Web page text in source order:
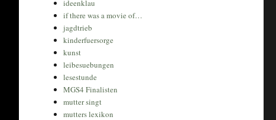
ideenklau
if there was a movie of…
jagdtrieb
kinderfuersorge
kunst
leibesuebungen
lesestunde
MGS4 Finalisten
mutter singt
mutters lexikon